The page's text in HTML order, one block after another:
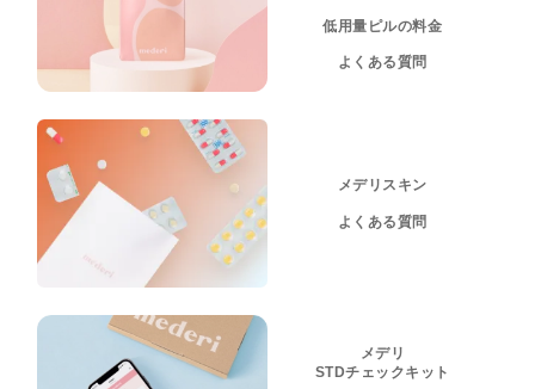
低用量ピルの料金
よくある質問
メデリスキン
よくある質問
メデリ
STDチェックキット